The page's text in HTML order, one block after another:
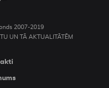
2007-2019
UN TĀ AKTUALITĀTĒM